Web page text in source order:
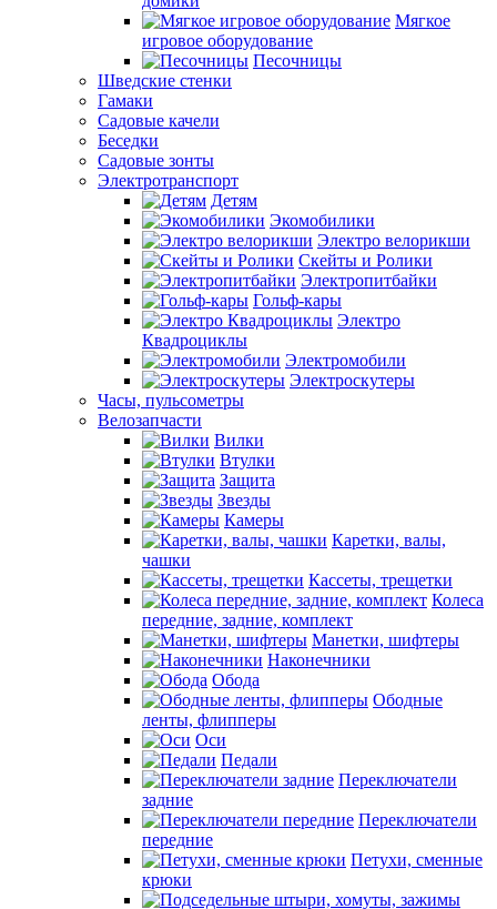
Мягкое
игровое оборудование
Песочницы
Шведские стенки
Гамаки
Садовые качели
Беседки
Садовые зонты
Электротранспорт
Детям
Экомобилики
Электро велорикши
Скейты и Ролики
Электропитбайки
Гольф-кары
Электро
Квадроциклы
Электромобили
Электроскутеры
Часы, пульсометры
Велозапчасти
Вилки
Втулки
Защита
Звезды
Камеры
Каретки, валы,
чашки
Кассеты, трещетки
Колеса
передние, задние, комплект
Манетки, шифтеры
Наконечники
Обода
Ободные
ленты, флипперы
Оси
Педали
Переключатели
задние
Переключатели
передние
Петухи, сменные
крюки